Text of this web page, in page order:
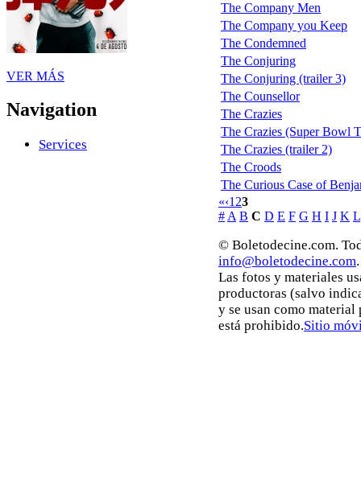
VER MÁS
Navigation
Services
The Company Men
The Company you Keep
The Condemned
The Conjuring
The Conjuring (trailer 3)
The Counsellor
The Crazies
The Crazies (Super Bowl
The Crazies (trailer 2)
The Croods
The Curious Case of
«‹1 23
# A B C D E F G H I J K L
© Boletodecine.com.
info@boletodecine.com.
Las fotos y materiales
productoras (salvo
y se usan como
está prohibido.Sitio